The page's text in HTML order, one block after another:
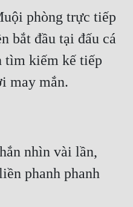
phòng trực tiếp
bắt đầu tại đấu cá
tìm kiếm kế tiếp
may mắn.
nhìn vài lần,
phanh phanh